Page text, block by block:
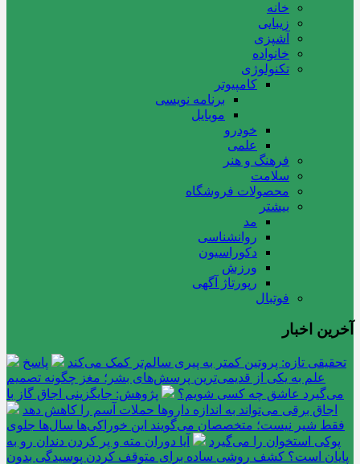
خانه
زیبایی
آشپزی
خانواده
تکنولوژی
کامپیوتر
برنامه نویسی
موبایل
خودرو
علمی
فرهنگ و هنر
سلامت
محصولات فروشگاه
بیشتر
مد
روانشناسی
دکوراسیون
ورزش
رپورتاژ آگهی
فوتبال
آخرین اخبار
تحقیقی تازه: پروتین کمتر به پیری سالم‌تر کمک می‌کند
پاسخ
علم به یکی از قدیمی‌ترین پرسش‌های بشر؛ مغز چگونه تصمیم
می‌گیرد عاشق چه کسی شویم؟
پژوهش: جایگزینی اجاق گاز با
اجاق برقی می‌تواند به اندازه داروها حملات آسم را کاهش دهد
فقط شیر نیست؛ متخصصان می‌گویند این خوراکی‌ها سال‌ها جلوی
پوکی استخوان را می‌گیرد
آیا دوران مته و پر کردن دندان رو به
پایان است؟ کشف روشی ساده برای متوقف کردن پوسیدگی بدون